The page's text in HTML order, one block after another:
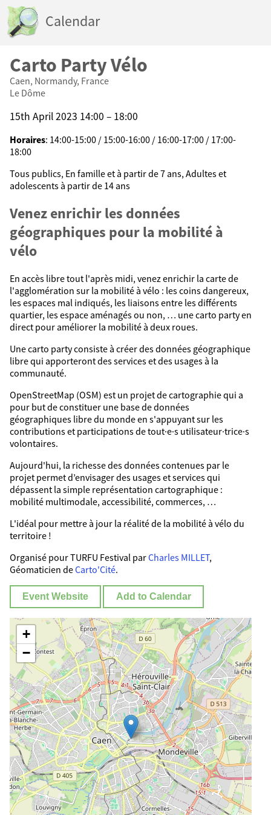
Calendar
Carto Party Vélo
Caen, Normandy, France
Le Dôme
15th April 2023 14:00 – 18:00
Horaires: 14:00-15:00 / 15:00-16:00 / 16:00-17:00 / 17:00-
18:00
Tous publics, En famille et à partir de 7 ans, Adultes et
adolescents à partir de 14 ans
Venez enrichir les données
géographiques pour la mobilité à
vélo
En accès libre tout l'après midi, venez enrichir la carte de
l'agglomération sur la mobilité à vélo : les coins dangereux,
les espaces mal indiqués, les liaisons entre les différents
quartier, les espace aménagés ou non, … une carto party en
direct pour améliorer la mobilité à deux roues.
Une carto party consiste à créer des données géographique
libre qui apporteront des services et des usages à la
communauté.
OpenStreetMap (OSM) est un projet de cartographie qui a
pour but de constituer une base de données
géographiques libre du monde en s'appuyant sur les
contributions et participations de tout·e·s utilisateur·trice·s
volontaires.
Aujourd'hui, la richesse des données contenues par le
projet permet d’envisager des usages et services qui
dépassent la simple représentation cartographique :
mobilité multimodale, accessibilité, commerces, …
L'idéal pour mettre à jour la réalité de la mobilité à vélo du
territoire !
Organisé pour TURFU Festival parCharles MILLET,
Géomaticien deCarto'Cité.
Event Website Add to Calendar
+
−